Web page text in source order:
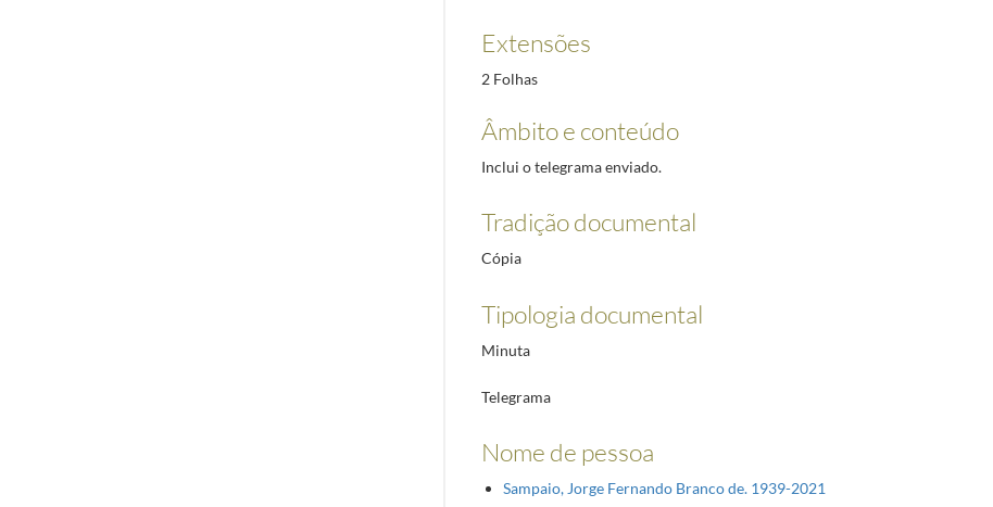
Extensões
2 Folhas
Âmbito e conteúdo
Inclui o telegrama enviado.
Tradição documental
Cópia
Tipologia documental
Minuta
Telegrama
Nome de pessoa
Sampaio, Jorge Fernando Branco de. 1939-2021